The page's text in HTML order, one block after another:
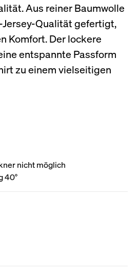
Aus reiner Baumwolle
Jersey-Qualität gefertigt,
Komfort. Der lockere
entspannte Passform
zu einem vielseitigen
nicht möglich
40°